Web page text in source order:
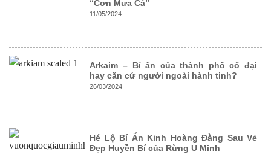
“Cơn Mưa Cá”
11/05/2024
Arkaim – Bí ẩn của thành phố cổ đại
hay căn cứ người ngoài hành tinh?
26/03/2024
Hé Lộ Bí Ẩn Kinh Hoàng Đằng Sau Vẻ
Đẹp Huyền Bí của Rừng U Minh